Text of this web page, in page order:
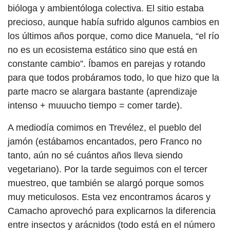
bióloga y ambientóloga colectiva. El sitio estaba
precioso, aunque había sufrido algunos cambios en
los últimos años porque, como dice Manuela, “el río
no es un ecosistema estático sino que está en
constante cambio”. Íbamos en parejas y rotando
para que todos probáramos todo, lo que hizo que la
parte macro se alargara bastante (aprendizaje
intenso + muuucho tiempo = comer tarde).
A mediodía comimos en Trevélez, el pueblo del
jamón (estábamos encantados, pero Franco no
tanto, aún no sé cuántos años lleva siendo
vegetariano). Por la tarde seguimos con el tercer
muestreo, que también se alargó porque somos
muy meticulosos. Esta vez encontramos ácaros y
Camacho aprovechó para explicarnos la diferencia
entre insectos y arácnidos (todo está en el número